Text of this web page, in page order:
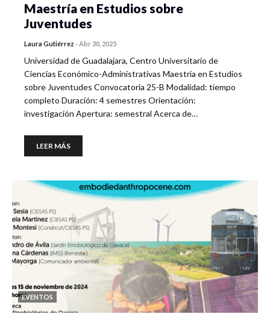
Maestría en Estudios sobre
Juventudes
Laura Gutiérrez -Abr 30, 2025
Universidad de Guadalajara, Centro Universitario de
Ciencias Económico-Administrativas Maestría en Estudios
sobre Juventudes Convocatoria 25-B Modalidad: tiempo
completo Duración: 4 semestres Orientación:
investigación Apertura: semestral Acerca de…
LEER MÁS
EVENTOS